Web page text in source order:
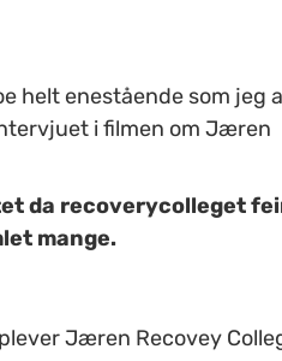
helt enestående som jeg
i filmen om Jæren
da recoverycolleget
mange.
Jæren Recovey